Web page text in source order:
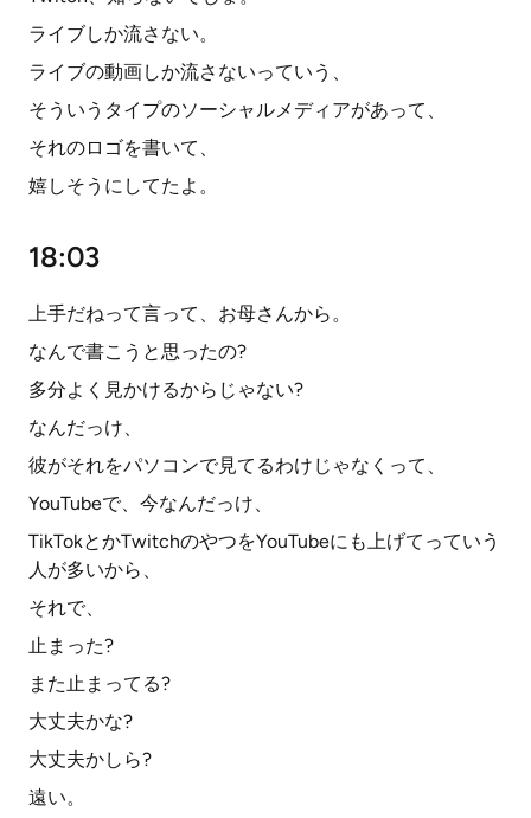
ライブしか流さない。
ライブの動画しか流さないっていう、
そういうタイプのソーシャルメディアがあって、
それのロゴを書いて、
嬉しそうにしてたよ。
18:03
上手だねって言って、お母さんから。
なんで書こうと思ったの?
多分よく見かけるからじゃない?
なんだっけ、
彼がそれをパソコンで見てるわけじゃなくって、
YouTubeで、今なんだっけ、
TikTokとかTwitchのやつをYouTubeにも上げてっていう
人が多いから、
それで、
止まった?
また止まってる?
大丈夫かな?
大丈夫かしら?
遠い。